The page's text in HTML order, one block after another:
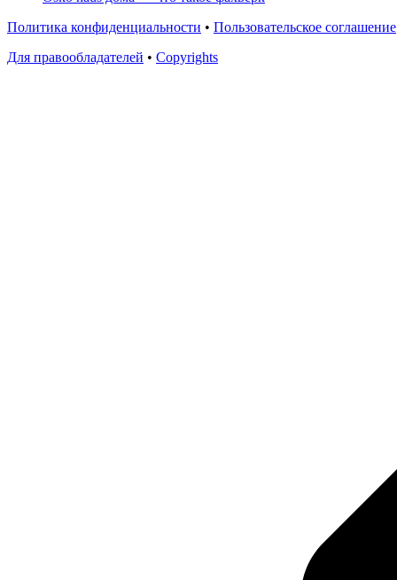
Политика конфиденциальности • Пользовательское соглашение
Для правообладателей • Copyrights